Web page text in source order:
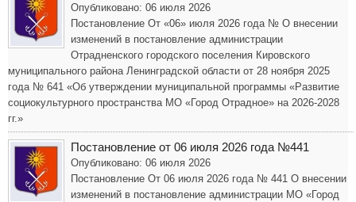
Опубликовано: 06 июля 2026
Постановление От «06» июля 2026 года № О внесении
изменений в постановление администрации
Отрадненского городского поселения Кировского
муниципального района Ленинградской области от 28 ноября 2025
года № 641 «Об утверждении муниципальной программы «Развитие
социокультурного пространства МО «Город Отрадное» на 2026-2028
гг.»
Постановление от 06 июля 2026 года №441
Опубликовано: 06 июля 2026
Постановление От 06 июля 2026 года № 441 О внесении
изменений в постановление администрации МО «Город